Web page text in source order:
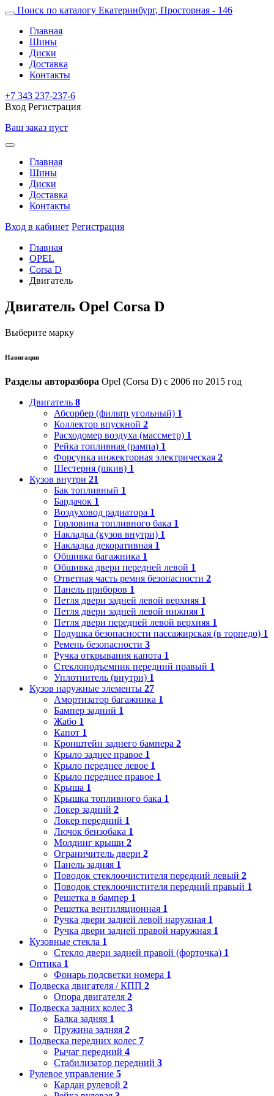
Поиск по каталогу Екатеринбург, Просторная - 146
Главная
Шины
Диски
Доставка
Контакты
+7 343 237-237-6
Вход Регистрация
Ваш заказ пуст
Главная
Шины
Диски
Доставка
Контакты
Вход в кабинет Регистрация
Главная
OPEL
Corsa D
Двигатель
Двигатель Opel Corsa D
Выберите марку
Навигация
Разделы авторазбора Opel (Corsa D) с 2006 по 2015 год
Двигатель 8
Абсорбер (фильтр угольный) 1
Коллектор впускной 2
Расходомер воздуха (массметр) 1
Рейка топливная (рампа) 1
Форсунка инжекторная электрическая 2
Шестерня (шкив) 1
Кузов внутри 21
Бак топливный 1
Бардачок 1
Воздуховод радиатора 1
Горловина топливного бака 1
Накладка (кузов внутри) 1
Накладка декоративная 1
Обшивка багажника 1
Обшивка двери передней левой 1
Ответная часть ремня безопасности 2
Панель приборов 1
Петля двери задней левой верхняя 1
Петля двери задней левой нижняя 1
Петля двери передней левой верхняя 1
Подушка безопасности пассажирская (в торпедо) 1
Ремень безопасности 3
Ручка открывания капота 1
Стеклоподъемник передний правый 1
Уплотнитель (внутри) 1
Кузов наружные элементы 27
Амортизатор багажника 1
Бампер задний 1
Жабо 1
Капот 1
Кронштейн заднего бампера 2
Крыло заднее правое 1
Крыло переднее левое 1
Крыло переднее правое 1
Крыша 1
Крышка топливного бака 1
Локер задний 2
Локер передний 1
Лючок бензобака 1
Молдинг крыши 2
Ограничитель двери 2
Панель задняя 1
Поводок стеклоочистителя передний левый 2
Поводок стеклоочистителя передний правый 1
Решетка в бампер 1
Решетка вентиляционная 1
Ручка двери задней левой наружная 1
Ручка двери задней правой наружная 1
Кузовные стекла 1
Стекло двери задней правой (форточка) 1
Оптика 1
Фонарь подсветки номера 1
Подвеска двигателя / КПП 2
Опора двигателя 2
Подвеска задних колес 3
Балка задняя 1
Пружина задняя 2
Подвеска передних колес 7
Рычаг передний 4
Стабилизатор передний 3
Рулевое управление 5
Кардан рулевой 2